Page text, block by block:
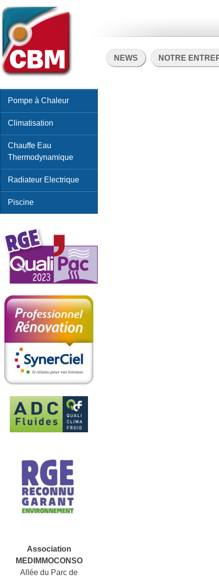
NEWS NOTRE
Pompe à Chaleur
Climatisation
Chauffe Eau
Thermodynamique
Radiateur Electrique
Piscine
Association
MEDIMMOCONSO
Allée du Parc de